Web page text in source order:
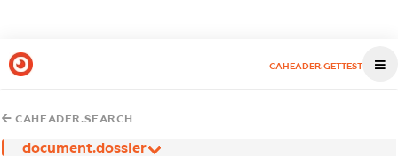
CAHEADER.GETTEST
CAHEADER.SEARCH
document.dossier